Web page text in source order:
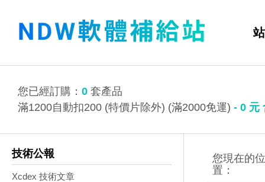
您已經訂購： 0 套產品
滿1200自動扣200 (特價片除外) (滿2000免運) - 0 元
技術公報
Xcdex 技術文章